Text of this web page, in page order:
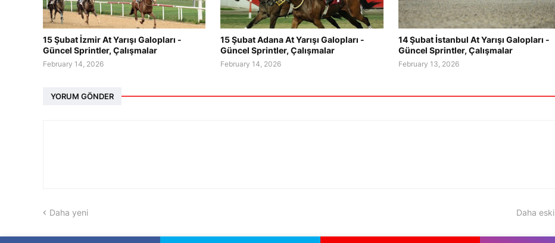
15 Şubat İzmir At Yarışı Galopları -
Güncel Sprintler, Çalışmalar
February 14, 2026
15 Şubat Adana At Yarışı Galopları -
Güncel Sprintler, Çalışmalar
February 14, 2026
14 Şubat İstanbul At Yarışı Galopları -
Güncel Sprintler, Çalışmalar
February 13, 2026
YORUM GÖNDER
Daha yeni Daha eski